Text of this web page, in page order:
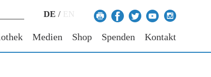
DE / EN
Medien Shop Spenden Kontakt